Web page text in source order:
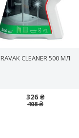
RAVAK CLEANER 500 МЛ
326 ₴
408 ₴